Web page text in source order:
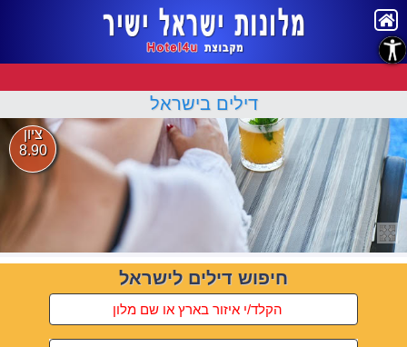
דילים בישראל
ציון
8.90
חיפוש דילים לישראל
נגישות